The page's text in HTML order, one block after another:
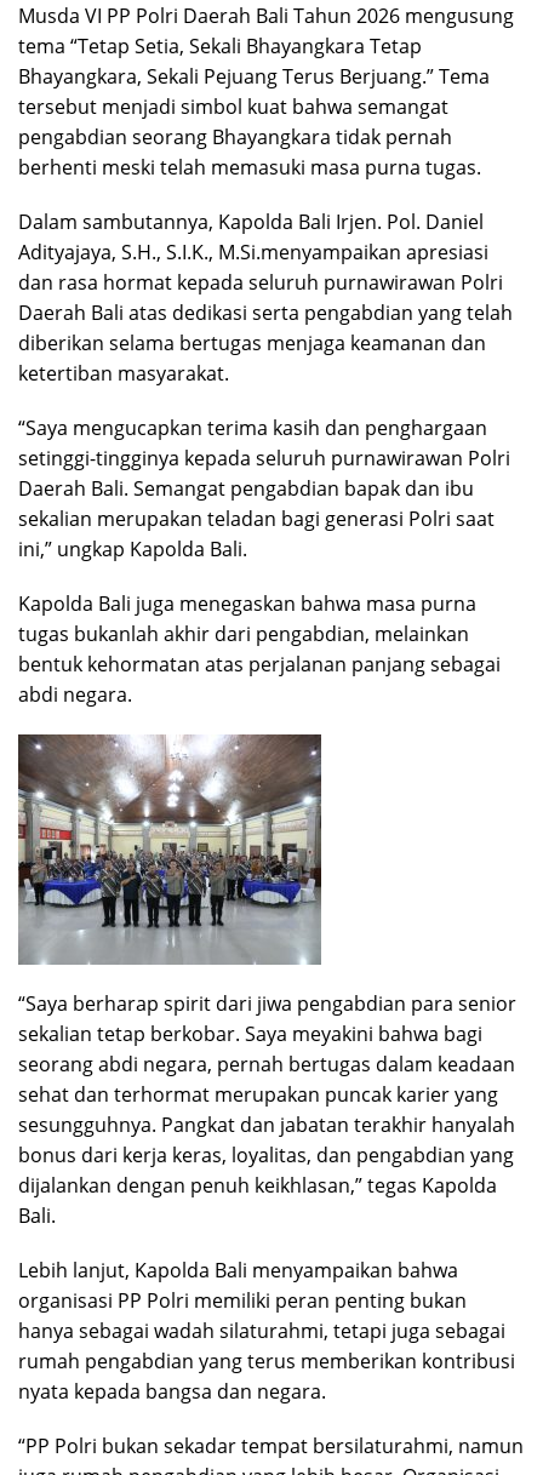
Musda VI PP Polri Daerah Bali Tahun 2026 mengusung
tema “Tetap Setia, Sekali Bhayangkara Tetap
Bhayangkara, Sekali Pejuang Terus Berjuang.” Tema
tersebut menjadi simbol kuat bahwa semangat
pengabdian seorang Bhayangkara tidak pernah
berhenti meski telah memasuki masa purna tugas.
Dalam sambutannya, Kapolda Bali Irjen. Pol. Daniel
Adityajaya, S.H., S.I.K., M.Si.menyampaikan apresiasi
dan rasa hormat kepada seluruh purnawirawan Polri
Daerah Bali atas dedikasi serta pengabdian yang telah
diberikan selama bertugas menjaga keamanan dan
ketertiban masyarakat.
“Saya mengucapkan terima kasih dan penghargaan
setinggi-tingginya kepada seluruh purnawirawan Polri
Daerah Bali. Semangat pengabdian bapak dan ibu
sekalian merupakan teladan bagi generasi Polri saat
ini,” ungkap Kapolda Bali.
Kapolda Bali juga menegaskan bahwa masa purna
tugas bukanlah akhir dari pengabdian, melainkan
bentuk kehormatan atas perjalanan panjang sebagai
abdi negara.
“Saya berharap spirit dari jiwa pengabdian para senior
sekalian tetap berkobar. Saya meyakini bahwa bagi
seorang abdi negara, pernah bertugas dalam keadaan
sehat dan terhormat merupakan puncak karier yang
sesungguhnya. Pangkat dan jabatan terakhir hanyalah
bonus dari kerja keras, loyalitas, dan pengabdian yang
dijalankan dengan penuh keikhlasan,” tegas Kapolda
Bali.
Lebih lanjut, Kapolda Bali menyampaikan bahwa
organisasi PP Polri memiliki peran penting bukan
hanya sebagai wadah silaturahmi, tetapi juga sebagai
rumah pengabdian yang terus memberikan kontribusi
nyata kepada bangsa dan negara.
“PP Polri bukan sekadar tempat bersilaturahmi, namun